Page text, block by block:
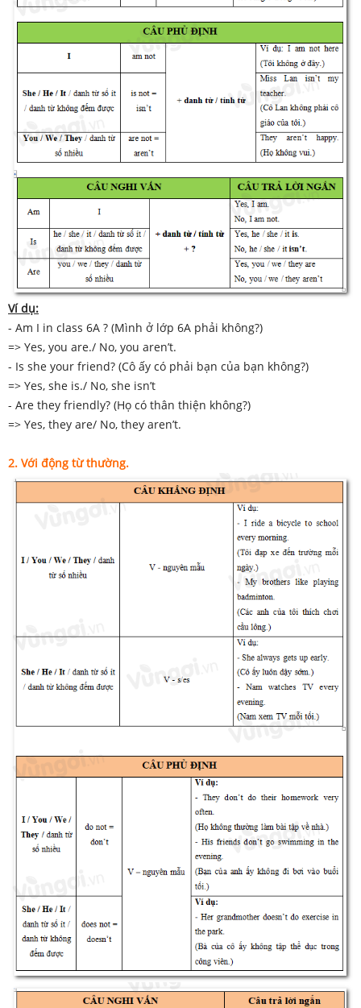
Ví dụ:
- Am I in class 6A ? (Mình ở lớp 6A phải không?)
=> Yes, you are./ No, you aren’t.
- Is she your friend? (Cô ấy có phải bạn của bạn không?)
=> Yes, she is./ No, she isn’t
- Are they friendly? (Họ có thân thiện không?)
=> Yes, they are/ No, they aren’t.
2. Với động từ thường.